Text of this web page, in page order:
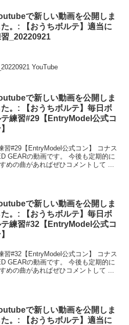
で新しい動画を公開しま
た。: 【おうちボルテ】適当に
_20220921
YouTube
で新しい動画を公開しま
た。: 【おうちボルテ】毎日ボ
テ練習#29【EntryModel公式コ
習#29【EntryModel公式コン】 コナス
GEARの動画です。 今後も定期的に
めの曲があればぜひコメントして ...
で新しい動画を公開しま
た。: 【おうちボルテ】毎日ボ
テ練習#32【EntryModel公式コ
習#32【EntryModel公式コン】 コナス
GEARの動画です。 今後も定期的に
めの曲があればぜひコメントして ...
で新しい動画を公開しま
た。: 【おうちボルテ】適当に